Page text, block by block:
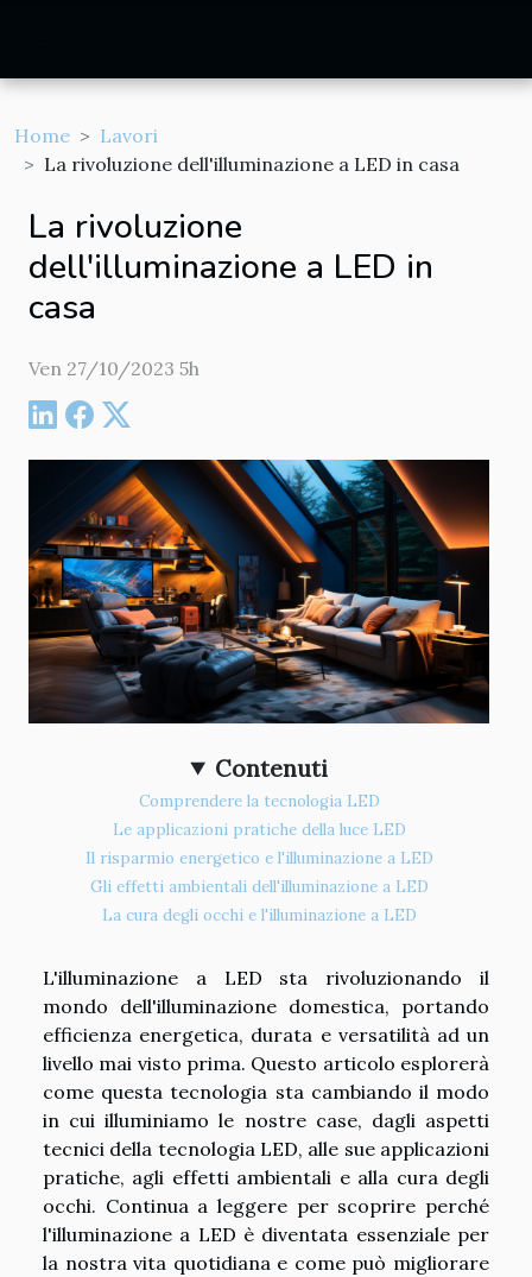
Home
Lavori
La rivoluzione dell'illuminazione a LED in casa
La rivoluzione
dell'illuminazione a LED in
casa
Ven 27/10/2023 5h
Contenuti
Comprendere la tecnologia LED
Le applicazioni pratiche della luce LED
Il risparmio energetico e l'illuminazione a LED
Gli effetti ambientali dell'illuminazione a LED
La cura degli occhi e l'illuminazione a LED
L'illuminazione a LED sta rivoluzionando il
mondo dell'illuminazione domestica, portando
efficienza energetica, durata e versatilità ad un
livello mai visto prima. Questo articolo esplorerà
come questa tecnologia sta cambiando il modo
in cui illuminiamo le nostre case, dagli aspetti
tecnici della tecnologia LED, alle sue applicazioni
pratiche, agli effetti ambientali e alla cura degli
occhi. Continua a leggere per scoprire perché
l'illuminazione a LED è diventata essenziale per
la nostra vita quotidiana e come può migliorare